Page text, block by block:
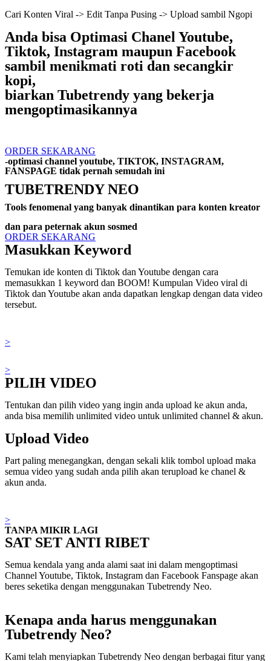
Cari Konten Viral -> Edit Tanpa Pusing -> Upload sambil Ngopi
Anda bisa Optimasi Chanel Youtube,
Tiktok, Instagram maupun Facebook
sambil menikmati roti dan secangkir
kopi,
biarkan Tubetrendy yang bekerja
mengoptimasikannya
ORDER SEKARANG
-optimasi channel youtube, TIKTOK, INSTAGRAM,
FANSPAGE tidak pernah semudah ini
TUBETRENDY NEO
Tools fenomenal yang banyak dinantikan para konten kreator
dan para peternak akun sosmed
ORDER SEKARANG
Masukkan Keyword
Temukan ide konten di Tiktok dan Youtube dengan cara
memasukkan 1 keyword dan BOOM! Kumpulan Video viral di
Tiktok dan Youtube akan anda dapatkan lengkap dengan data video
tersebut.
>
>
PILIH VIDEO
Tentukan dan pilih video yang ingin anda upload ke akun anda,
anda bisa memilih unlimited video untuk unlimited channel & akun.
Upload Video
Part paling menegangkan, dengan sekali klik tombol upload maka
semua video yang sudah anda pilih akan terupload ke chanel &
akun anda.
>
TANPA MIKIR LAGI
SAT SET ANTI RIBET
Semua kendala yang anda alami saat ini dalam mengoptimasi
Channel Youtube, Tiktok, Instagram dan Facebook Fanspage akan
beres seketika dengan menggunakan Tubetrendy Neo.
Kenapa anda harus menggunakan
Tubetrendy Neo?
Kami telah menyiapkan Tubetrendy Neo dengan berbagai fitur yang